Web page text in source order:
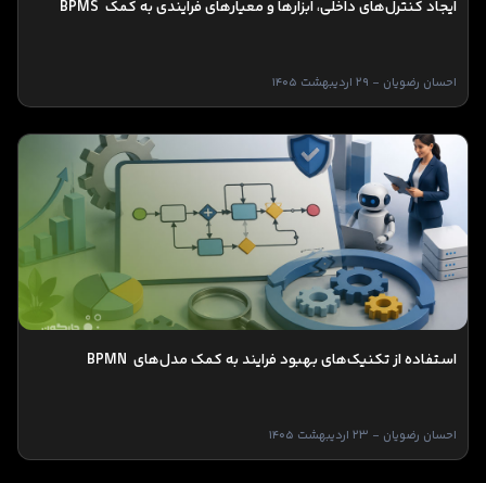
ایجاد کنترل‌های داخلی، ابزارها و معیارهای فرایندی به کمک BPMS
احسان رضویان - 29 اردیبهشت 1405
استفاده از تکنیک‌های بهبود فرایند به کمک مدل­‌های BPMN
احسان رضویان - 23 اردیبهشت 1405